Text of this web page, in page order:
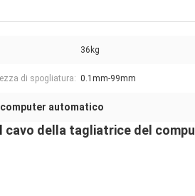
36kg
di spogliatura: 0.1mm-99mm
automatico
cavo della tagliatrice del